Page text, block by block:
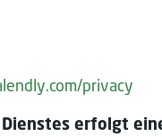
privacy
Dienstes erfolgt